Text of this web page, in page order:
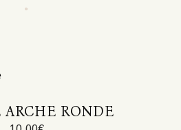
ARCHE RONDE